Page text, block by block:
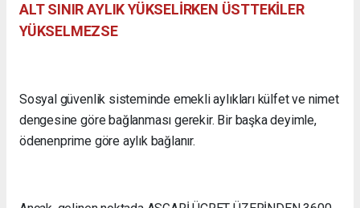
ALT SINIR AYLIK YÜKSELİRKEN ÜSTTEKİLER
YÜKSELMEZSE
Sosyal güvenlik sisteminde emekli aylıkları külfet ve nimet
dengesine göre bağlanması gerekir. Bir başka deyimle,
ödenenprime göre aylık bağlanır.